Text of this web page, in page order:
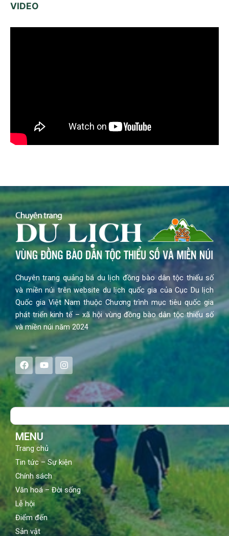
VIDEO
Chuyên trang quảng bá du lịch đồng bào dân tộc thiểu số
và miền núi trên website du lịch quốc gia của Cục Du lịch
Quốc gia Việt Nam thuộc Chương trình mục tiêu quốc gia
phát triển kinh tế – xã hội vùng đồng bào dân tộc thiểu số
và miền núi năm 2024
F
a
c
e
b
o
Y
o
u
t
u
b
I
n
s
a
g
Search
MENU
Trang chủ
Tin tức – Sự kiện
Chính sách
Văn hoá – Đời sống
Lễ hội
Điểm đến
Sản vật